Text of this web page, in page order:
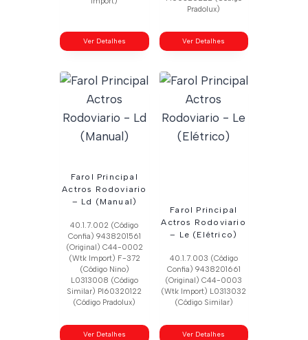
Ver Detalhes
Pradolux)
Ver Detalhes
Farol Principal
Actros Rodoviario
– Ld (Manual)
40.1.7.002 (Código
Confia) 9438201561
(Original) C44-0002
(Wtk Import) F-372
(Código Nino)
L0313008 (Código
Similar) Pl60320122
(Código Pradolux)
Ver Detalhes
Farol Principal
Actros Rodoviario
– Le (Elétrico)
40.1.7.003 (Código
Confia) 9438201661
(Original) C44-0003
(Wtk Import) L0313032
(Código Similar)
Ver Detalhes